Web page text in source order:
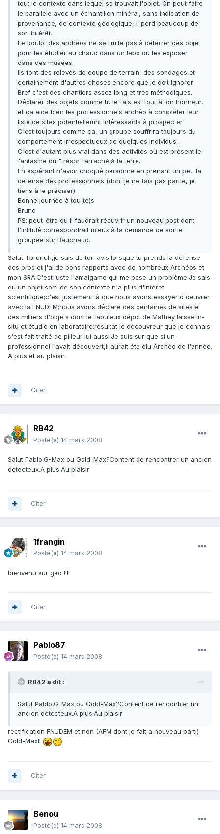
tout le contexte dans lequel se trouvait l'objet. On peut faire
le parallèle avec un échantillon minéral, sans indication de
provenance, de contexte géologique, il perd beaucoup de
son intérêt.
Le boulot des archéos ne se limite pas à déterrer des objet
pour les étudier au chaud dans un labo ou les exposer
dans des musées.
Ils font des relevés de coupe de terrain, des sondages et
certainement d'autres choses encore que je doit ignorer.
Bref c'est des chantiers assez long et très méthodiques.
Déclarer des objets comme tu le fais est tout à ton honneur,
et ça aide bien les professionnels archéo à compléter leur
liste de sites potentiellemnt intéressants à prospecter.
C'est toujours comme ça, un groupe souffrira toujours du
comportement irrespectueux de quelques individus.
C'est d'autant plus vrai dans des activités où est présent le
fantasme du "trésor" arraché à la terre.
En espérant n'avoir choqué personne en prenant un peu la
défense des professionnels (dont je ne fais pas partie, je
tiens à le préciser).
Bonne journée à tou(te)s
Bruno
PS: peut-être qu'il faudrait réouvrir un nouveau post dont
l'intitulé correspondrait mieux à ta demande de sortie
groupée sur Bauchaud.
Salut Tbrunch,je suis de ton avis lorsque tu prends la défense
des pros et j'ai de bons rapports avec de nombreux Archéos et
mon SRA.C'est juste l'amalgame qui me pose un problème.Je sais
qu'un objet sorti de son contexte n'a plus d'intéret
scientifique;c'est justement là que nous avons essayer d'oeuvrer
avec la FNUDEM;nous avons déclaré des centaines de sites et
des milliers d'objets dont le fabuleux dépot de Mathay laissé in-
situ et étudié en laboratoire:résultat le découvreur que je connais
s'est fait traité de pilleur lui aussi.Je suis sur que si un
professionnel l'avait découvert,il aurait été élu Archéo de l'année.
A plus et au plaisir
Citer
RB42
Posté(e) 14 mars 2008
Salut Pablo,G-Max ou Gold-Max?Content de rencontrer un ancien
détecteux.A plus.Au plaisir
Citer
1frangin
Posté(e) 14 mars 2008
bienvenu sur geo !!!!
Citer
Pablo87
Posté(e) 14 mars 2008
RB42 a dit :
Salut Pablo,G-Max ou Gold-Max?Content de rencontrer un
ancien détecteux.A plus.Au plaisir
rectification FNUDEM et non (AFM dont je fait a nouveau parti)
Gold-MaxII
Citer
Benou
Posté(e) 14 mars 2008